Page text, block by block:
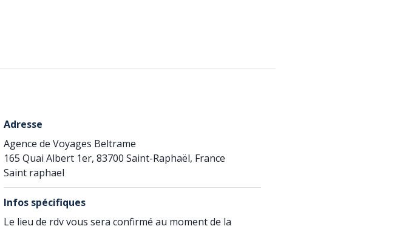
Adresse
Agence de Voyages Beltrame
165 Quai Albert 1er, 83700 Saint-Raphaël, France
Saint raphael
Infos spécifiques
Le lieu de rdv vous sera confirmé au moment de la